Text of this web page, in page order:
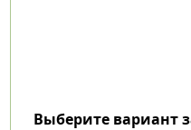
Выберите вариант